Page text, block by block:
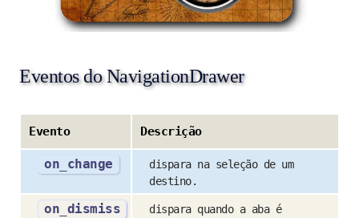
Eventos do NavigationDrawer
Evento Descrição
on_change
dispara na seleção de um
destino.
on_dismiss
dispara quando a aba é